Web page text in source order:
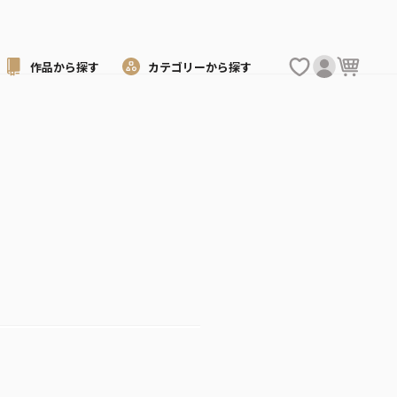
作品から探す カテゴリーから探す